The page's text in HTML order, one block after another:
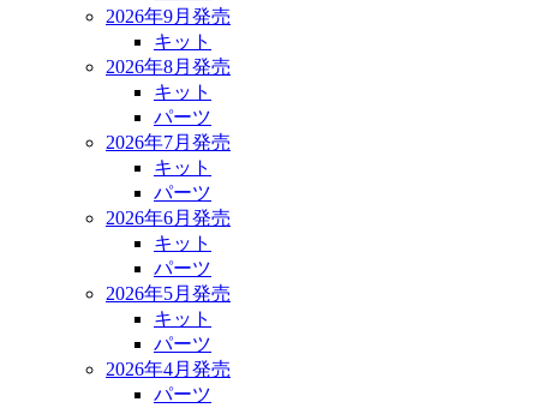
2026年9月発売
キット
2026年8月発売
キット
パーツ
2026年7月発売
キット
パーツ
2026年6月発売
キット
パーツ
2026年5月発売
キット
パーツ
2026年4月発売
パーツ